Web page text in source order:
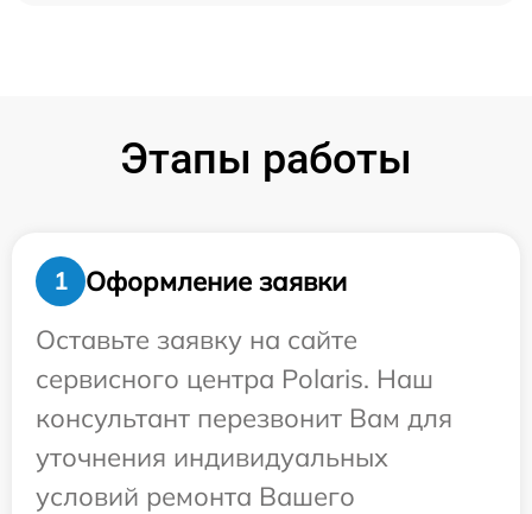
Этапы работы
1
Оформление заявки
Оставьте заявку на сайте
сервисного центра Polaris. Наш
консультант перезвонит Вам для
уточнения индивидуальных
условий ремонта Вашего